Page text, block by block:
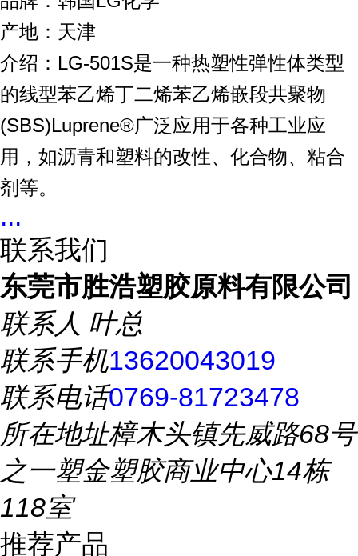
产地：天津
介绍：LG-501S是一种热塑性弹性体类型
的线型苯乙烯丁二烯苯乙烯嵌段共聚物
(SBS)Luprene®广泛应用于各种工业应
用，如沥青和塑料的改性、化合物、粘合
剂等。
...
联系我们
东莞市胜浩塑胶原料有限公司
联系人 叶总
联系手机13620043019
联系电话0769-81723478
所在地址樟木头镇先威路68号
之一塑金塑胶商业中心14栋
118室
推荐产品